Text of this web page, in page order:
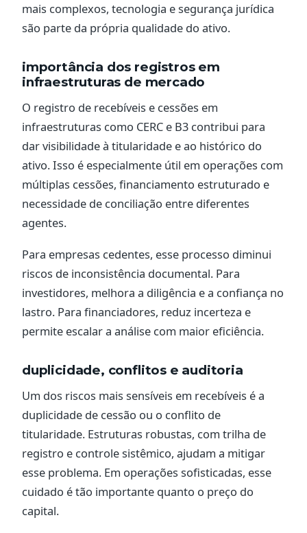
mais complexos, tecnologia e segurança jurídica
são parte da própria qualidade do ativo.
importância dos registros em
infraestruturas de mercado
O registro de recebíveis e cessões em
infraestruturas como CERC e B3 contribui para
dar visibilidade à titularidade e ao histórico do
ativo. Isso é especialmente útil em operações com
múltiplas cessões, financiamento estruturado e
necessidade de conciliação entre diferentes
agentes.
Para empresas cedentes, esse processo diminui
riscos de inconsistência documental. Para
investidores, melhora a diligência e a confiança no
lastro. Para financiadores, reduz incerteza e
permite escalar a análise com maior eficiência.
duplicidade, conflitos e auditoria
Um dos riscos mais sensíveis em recebíveis é a
duplicidade de cessão ou o conflito de
titularidade. Estruturas robustas, com trilha de
registro e controle sistêmico, ajudam a mitigar
esse problema. Em operações sofisticadas, esse
cuidado é tão importante quanto o preço do
capital.